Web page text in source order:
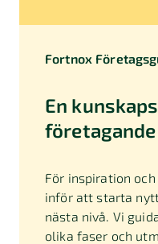
Fortnox
En
företagande
För inspiration
inför att starta
nästa nivå. Vi
olika faser och